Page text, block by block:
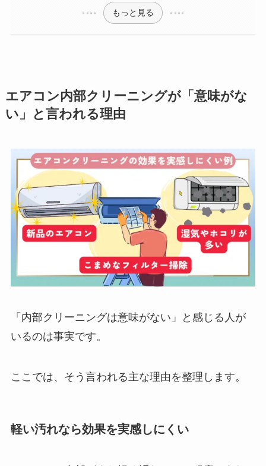
もっと見る
エアコン内部クリーニングが「意味がな
い」と言われる理由
「内部クリーニングは意味がない」と感じる人が
いるのは事実です。
ここでは、そう言われる主な理由を整理します。
軽い汚れなら効果を実感しにくい